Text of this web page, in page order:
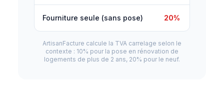
Fourniture seule (sans pose) 20%
ArtisanFacture calcule la TVA carrelage selon le
contexte : 10% pour la pose en rénovation de
logements de plus de 2 ans, 20% pour le neuf.